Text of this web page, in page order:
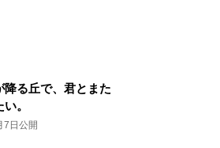
降る丘で、君とまた
。
7日公開